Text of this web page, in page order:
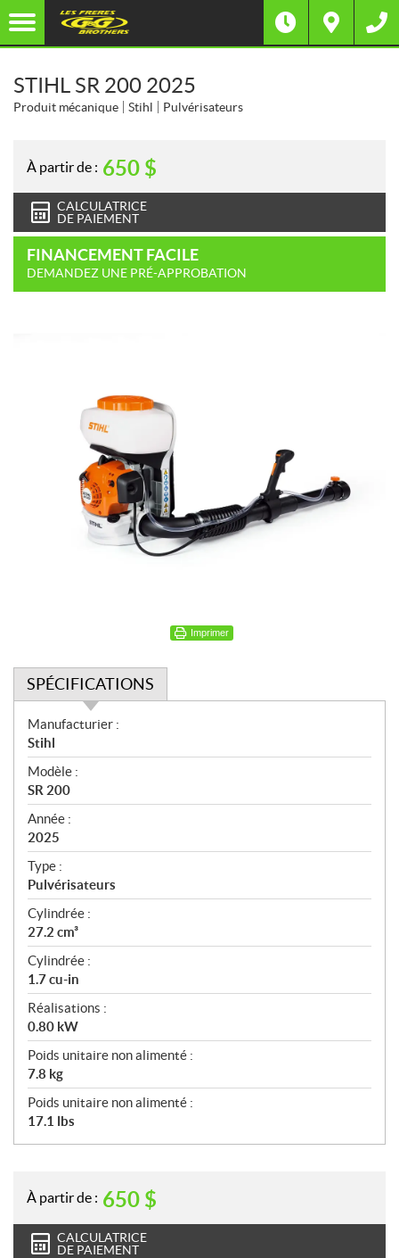
STIHL SR 200 2025
Produit mécanique Stihl Pulvérisateurs
À partir de : 650 $
CALCULATRICE
DE PAIEMENT
FINANCEMENT FACILE
DEMANDEZ UNE PRÉ-APPROBATION
Imprimer
SPÉCIFICATIONS
S
p
é
c
i
f
i
c
a
t
i
o
n
s
Manufacturier :
Stihl
Modèle :
SR 200
Année :
2025
Type :
Pulvérisateurs
Cylindrée :
27.2 cm³
Cylindrée :
1.7 cu-in
Réalisations :
0.80 kW
Poids unitaire non alimenté :
7.8 kg
Poids unitaire non alimenté :
17.1 lbs
À partir de : 650 $
CALCULATRICE
DE PAIEMENT